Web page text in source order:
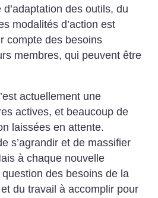
des outils, du
modalités d’action est
compte des besoins
membres, qui peuvent être
actuellement une
actives, et beaucoup de
laissées en attente.
s’agrandir et de massifier
à chaque nouvelle
des besoins de la
du travail à accomplir pour